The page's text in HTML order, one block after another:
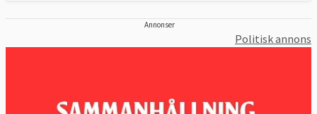
Annonser
Politisk annons